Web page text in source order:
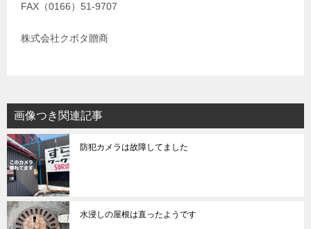
FAX（0166）51-9707
株式会社クボタ贈商
画像つき関連記事
防犯カメラは故障してました
水浸しの屋根は直ったようです